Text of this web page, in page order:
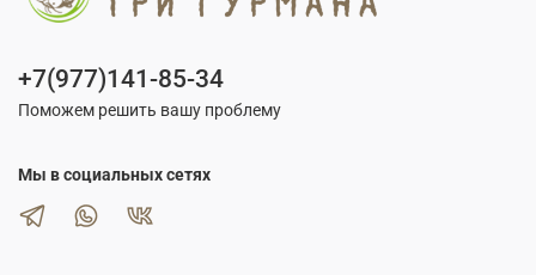
+7(977)141-85-34
Поможем решить вашу проблему
Мы в социальных сетях